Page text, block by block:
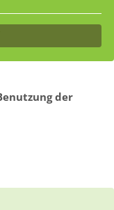
der